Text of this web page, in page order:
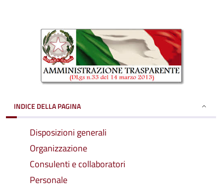
INDICE DELLA PAGINA
Disposizioni generali
Organizzazione
Consulenti e collaboratori
Personale